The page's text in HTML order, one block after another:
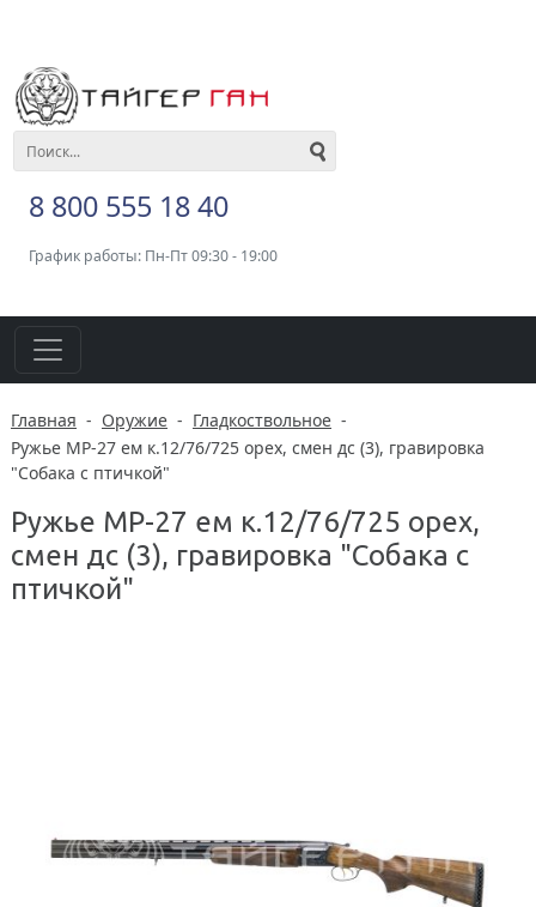
8 800 555 18 40
График работы: Пн-Пт 09:30 - 19:00
Главная - Оружие - Гладкоствольное -
Ружье МР-27 ем к.12/76/725 орех, смен дс (3), гравировка
"Собака с птичкой"
Ружье МР-27 ем к.12/76/725 орех,
смен дс (3), гравировка "Собака с
птичкой"